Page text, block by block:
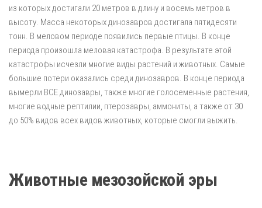
из которых достигали 20 метров в длину и восемь метров в
высоту. Масса некоторых динозавров достигала пятидесяти
тонн. В меловом периоде появились первые птицы. В конце
периода произошла меловая катастрофа. В результате этой
катастрофы исчезли многие виды растений и животных. Самые
большие потери оказались среди динозавров. В конце периода
вымерли ВСЕ динозавры, также многие голосеменные растения,
многие водные рептилии, птерозавры, аммониты, а также от 30
до 50% видов всех видов животных, которые смогли выжить.
Животные мезозойской эры